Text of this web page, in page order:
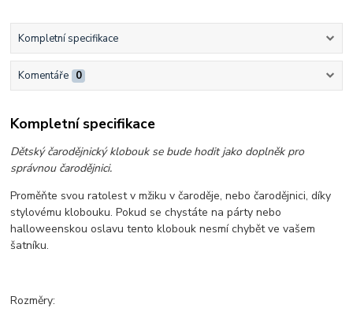
Kompletní specifikace
Komentáře 0
Kompletní specifikace
Dětský čarodějnický klobouk se bude hodit jako doplněk pro
správnou čarodějnici.
Proměňte svou ratolest v mžiku v čaroděje, nebo čarodějnici, díky
stylovému klobouku. Pokud se chystáte na párty nebo
halloweenskou oslavu tento klobouk nesmí chybět ve vašem
šatníku.
Rozměry: